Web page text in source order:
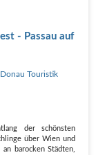
- Passau auf
der schönsten
über Wien und
barocken Städten,